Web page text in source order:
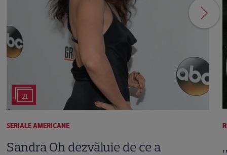
21
SERIALE AMERICANE
Sandra Oh dezvăluie de ce a